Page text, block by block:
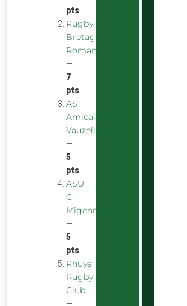
pts
Rugby
Bretagne
Romantique
—
7
pts
AS
Amicale
Vauzelles
—
5
pts
ASU
C
Migennes
—
5
pts
Rhuys
Rugby
Club
—